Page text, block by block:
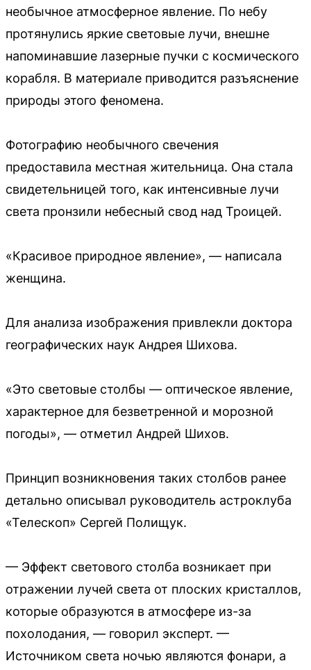
необычное атмосферное явление. По небу
протянулись яркие световые лучи, внешне
напоминавшие лазерные пучки с космического
корабля. В материале приводится разъяснение
природы этого феномена.
Фотографию необычного свечения
предоставила местная жительница. Она стала
свидетельницей того, как интенсивные лучи
света пронзили небесный свод над Троицей.
«Красивое природное явление», — написала
женщина.
Для анализа изображения привлекли доктора
географических наук Андрея Шихова.
«Это световые столбы — оптическое явление,
характерное для безветренной и морозной
погоды», — отметил Андрей Шихов.
Принцип возникновения таких столбов ранее
детально описывал руководитель астроклуба
«Телескоп» Сергей Полищук.
— Эффект светового столба возникает при
отражении лучей света от плоских кристаллов,
которые образуются в атмосфере из-за
похолодания, — говорил эксперт. —
Источником света ночью являются фонари, а